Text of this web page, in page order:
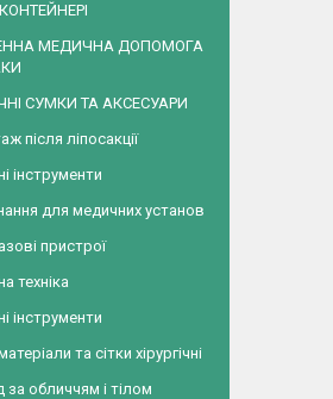
МЕДИЧНА ДОПОМОГА
СУМКИ ТА АКСЕСУАРИ
після ліпосакції
інструменти
для медичних установ
пристрої
техніка
інструменти
та сітки хірургічні
за обличчям і тілом